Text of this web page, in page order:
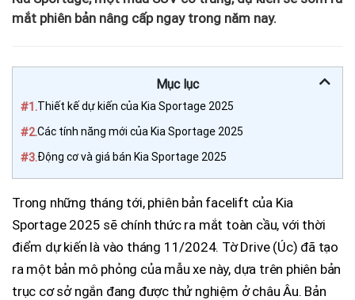
mắt phiên bản nâng cấp ngay trong năm nay.
Mục lục
#1.Thiết kế dự kiến của Kia Sportage 2025
#2.Các tính năng mới của Kia Sportage 2025
#3.Động cơ và giá bán Kia Sportage 2025
Trong những tháng tới, phiên bản facelift của Kia
Sportage 2025 sẽ chính thức ra mắt toàn cầu, với thời
điểm dự kiến là vào tháng 11/2024. Tờ Drive (Úc) đã tạo
ra một bản mô phỏng của mẫu xe này, dựa trên phiên bản
trục cơ sở ngắn đang được thử nghiệm ở châu Âu. Bản